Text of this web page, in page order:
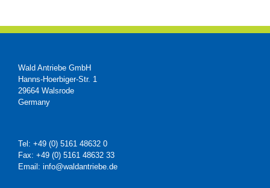
Wald Antriebe GmbH
Hanns-Hoerbiger-Str. 1
29664 Walsrode
Germany
Tel: +49 (0) 5161 48632 0
Fax: +49 (0) 5161 48632 33
Email: info@waldantriebe.de